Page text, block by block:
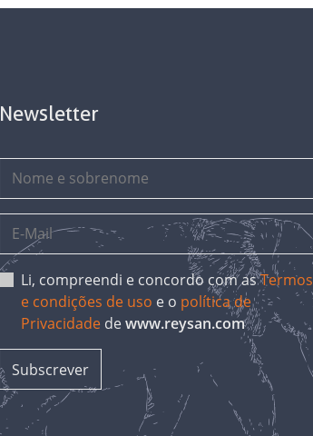
Newsletter
Li, compreendi e concordo com asTermos
e condições de uso e o política de
Privacidade dewww.reysan.com